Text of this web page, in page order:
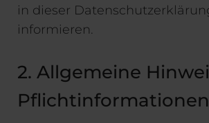
in dieser
informieren.
2. Allgemeine
Pflichtinformationen